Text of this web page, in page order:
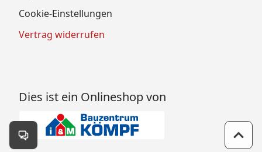
Cookie-Einstellungen
Vertrag widerrufen
Dies ist ein Onlineshop von
Kontakt öffnen